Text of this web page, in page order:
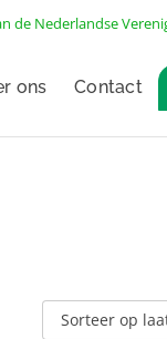
de Nederlandse
ons Contact
Sorteer op